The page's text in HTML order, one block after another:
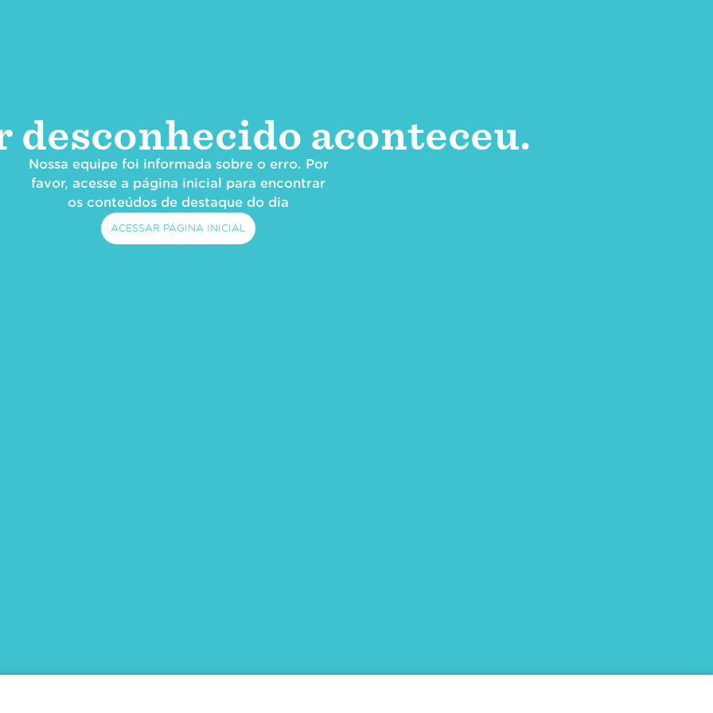
desconhecido aconteceu.
Nossa equipe foi informada sobre o erro. Por
favor, acesse a página inicial para encontrar
os conteúdos de destaque do dia
ACESSAR PÁGINA INICIAL